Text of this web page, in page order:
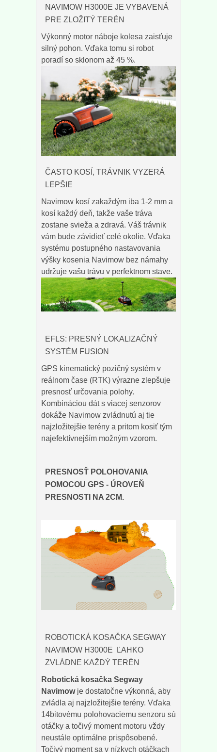
NAVIMOW H3000E JE VYBAVENÁ
PRE ZLOŽITÝ TERÉN
Výkonný motor náboje kolesa zaisťuje
silný pohon. Vďaka tomu si robot
poradí so sklonom až 45 %.
ČASTO KOSÍ, TRÁVNIK VYZERÁ
LEPŠIE
Navimow kosí zakaždým iba 1-2 mm a
kosí každý deň, takže vaše tráva
zostane svieža a zdravá. Váš trávnik
vám bude závidieť celé okolie. Vďaka
systému postupného nastavovania
výšky kosenia Navimow bez námahy
udržuje vašu trávu v perfektnom stave.
EFLS: PRESNÝ LOKALIZAČNÝ
SYSTÉM FUSION
GPS kinematický pozičný systém v
reálnom čase (RTK) výrazne zlepšuje
presnosť určovania polohy.
Kombináciou dát s viacej senzorov
dokáže Navimow zvládnutú aj tie
najzložitejšie terény a pritom kosiť tým
najefektívnejším možným vzorom.
PRESNOSŤ POLOHOVANIA
POMOCOU GPS - ÚROVEŇ
PRESNOSTI NA 2CM.
ROBOTICKÁ KOSAČKA SEGWAY
NAVIMOW H3000E ĽAHKO
ZVLÁDNE KAŽDÝ TERÉN
Robotická kosačka Segway
Navimowje dostatočne výkonná, aby
zvládla aj najzložitejšie terény. Vďaka
14bitovému polohovaciemu senzoru sú
otáčky a točivý moment motoru vždy
neustále optimálne prispôsobené.
Točivý moment sa v nízkych otáčkach